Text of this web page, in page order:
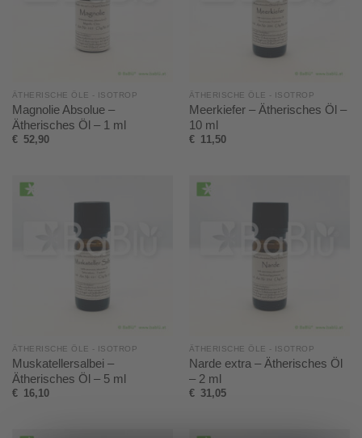
ÄTHERISCHE ÖLE - ISOTROP
Magnolie Absolue –
Ätherisches Öl – 1 ml
€ 52,90
ÄTHERISCHE ÖLE - ISOTROP
Meerkiefer – Ätherisches Öl –
10 ml
€ 11,50
ÄTHERISCHE ÖLE - ISOTROP
Muskatellersalbei –
Ätherisches Öl – 5 ml
€ 16,10
ÄTHERISCHE ÖLE - ISOTROP
Narde extra – Ätherisches Öl
– 2 ml
€ 31,05